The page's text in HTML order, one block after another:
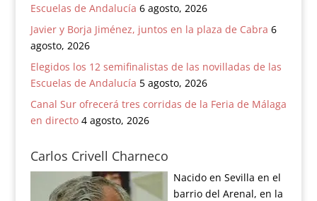
Escuelas de Andalucía 6 agosto, 2026
Javier y Borja Jiménez, juntos en la plaza de Cabra 6
agosto, 2026
Elegidos los 12 semifinalistas de las novilladas de las
Escuelas de Andalucía 5 agosto, 2026
Canal Sur ofrecerá tres corridas de la Feria de Málaga
en directo 4 agosto, 2026
Carlos Crivell Charneco
Nacido en Sevilla en el
barrio del Arenal, en la